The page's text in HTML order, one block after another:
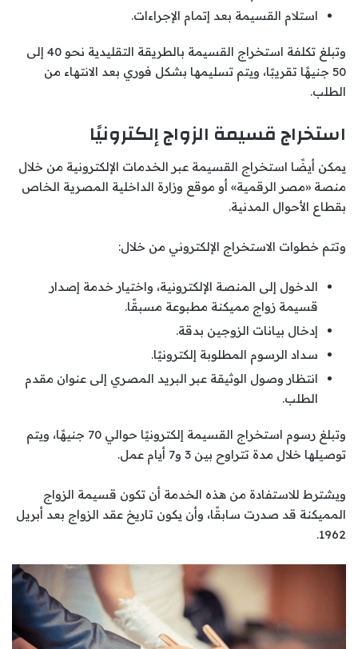
استلام القسيمة بعد إتمام الإجراءات.
وتبلغ تكلفة استخراج القسيمة بالطريقة التقليدية نحو 40 إلى
50 جنيهًا تقريبًا، ويتم تسليمها بشكل فوري بعد الانتهاء من
الطلب.
استخراج قسيمة الزواج إلكترونيًا
يمكن أيضًا استخراج القسيمة عبر الخدمات الإلكترونية من خلال
منصة «مصر الرقمية» أو موقع وزارة الداخلية المصرية الخاص
بقطاع الأحوال المدنية.
وتتم خطوات الاستخراج الإلكتروني من خلال:
الدخول إلى المنصة الإلكترونية، واختيار خدمة إصدار
قسيمة زواج مميكنة مطبوعة مسبقًا.
إدخال بيانات الزوجين بدقة.
سداد الرسوم المطلوبة إلكترونيًا.
انتظار وصول الوثيقة عبر البريد المصري إلى عنوان مقدم
الطلب.
وتبلغ رسوم استخراج القسيمة إلكترونيًا حوالي 70 جنيهًا، ويتم
توصيلها خلال مدة تتراوح بين 3 و7 أيام عمل.
ويشترط للاستفادة من هذه الخدمة أن تكون قسيمة الزواج
المميكنة قد صدرت سابقًا، وأن يكون تاريخ عقد الزواج بعد أبريل
1962.